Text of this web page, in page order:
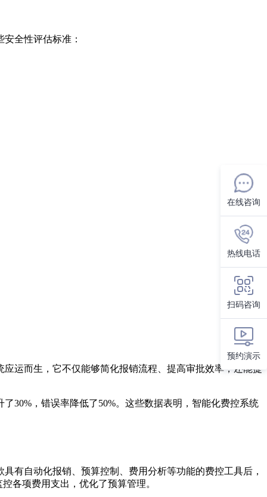
全性评估标准：
运而生，它不仅能够简化报销流程、提高审批效率，还能提
30%，错误率降低了50%。这些数据表明，智能化费控系统
有自动化报销、预算控制、费用分析等功能的费控工具后，
各项费用支出，优化了预算管理。
在线咨询
热线电话
扫码咨询
预约演示